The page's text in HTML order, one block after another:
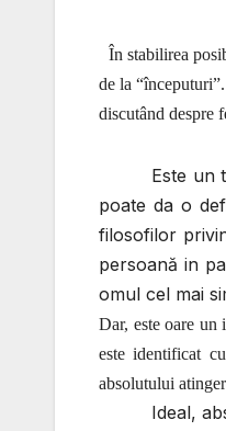
În stabilirea
de la
discutând despre
Este un
poate da o
filosofilor
persoană in
omul cel mai
Dar, este oare un
este identificat
absolutului
Ideal,